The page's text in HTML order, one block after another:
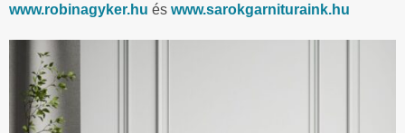
www.robinagyker.hu és www.sarokgarnituraink.hu